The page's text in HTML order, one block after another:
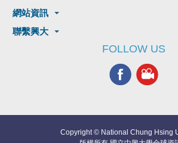
網站資訊
聯繫興大
FOLLOW US
Copyright © National Chung Hsing